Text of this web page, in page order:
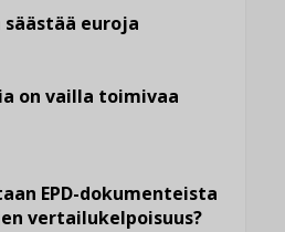
euroja
on vailla toimivaa
EPD-dokumenteista
vertailukelpoisuus?